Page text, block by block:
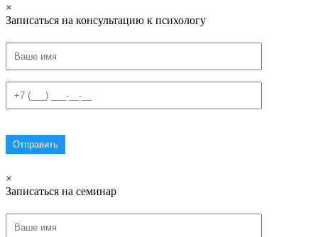
×
Записаться на консультацию к психологу
×
Записаться на семинар